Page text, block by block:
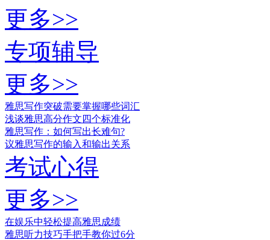
更多>>
专项辅导
更多>>
雅思写作突破需要掌握哪些词汇
浅谈雅思高分作文四个标准化
雅思写作：如何写出长难句?
议雅思写作的输入和输出关系
考试心得
更多>>
在娱乐中轻松提高雅思成绩
雅思听力技巧手把手教你过6分